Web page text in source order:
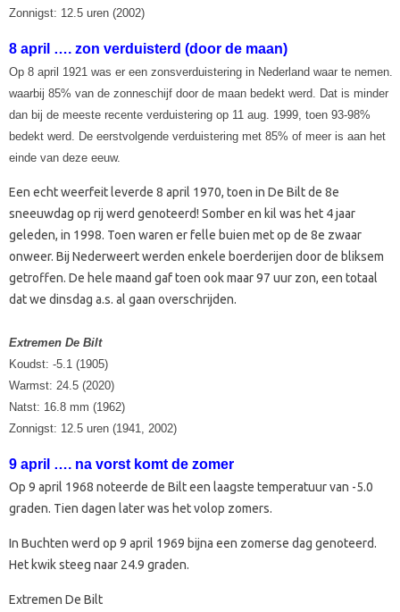
Zonnigst: 12.5 uren (2002)
8 april …. zon verduisterd (door de maan)
Op 8 april 1921 was er een zonsverduistering in Nederland waar te nemen.
waarbij 85% van de zonneschijf door de maan bedekt werd. Dat is minder
dan bij de meeste recente verduistering op 11 aug. 1999, toen 93-98%
bedekt werd. De eerstvolgende verduistering met 85% of meer is aan het
einde van deze eeuw.
Een echt weerfeit leverde 8 april 1970, toen in De Bilt de 8e
sneeuwdag op rij werd genoteerd! Somber en kil was het 4 jaar
geleden, in 1998. Toen waren er felle buien met op de 8e zwaar
onweer. Bij Nederweert werden enkele boerderijen door de bliksem
getroffen. De hele maand gaf toen ook maar 97 uur zon, een totaal
dat we dinsdag a.s. al gaan overschrijden.
Extremen De Bilt
Koudst: -5.1 (1905)
Warmst: 24.5 (2020)
Natst: 16.8 mm (1962)
Zonnigst: 12.5 uren (1941, 2002)
9 april …. na vorst komt de zomer
Op 9 april 1968 noteerde de Bilt een laagste temperatuur van -5.0
graden. Tien dagen later was het volop zomers.
In Buchten werd op 9 april 1969 bijna een zomerse dag genoteerd.
Het kwik steeg naar 24.9 graden.
Extremen De Bilt